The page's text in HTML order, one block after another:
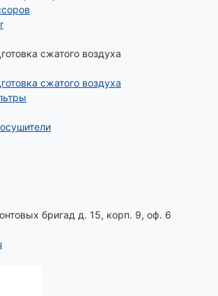
сжатого воздуха
сжатого воздуха
бригад д. 15, корп. 9, оф. 6